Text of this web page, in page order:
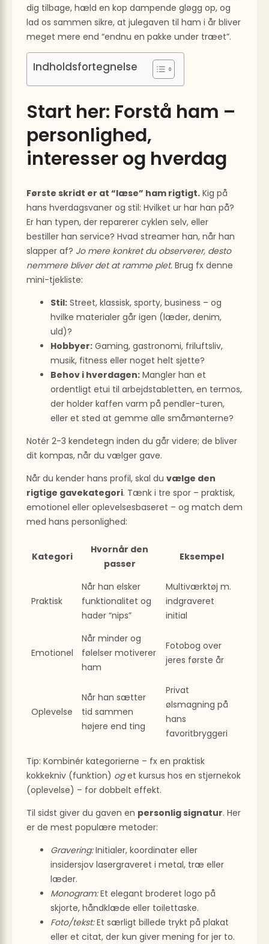
dig tilbage, hæld en kop dampende gløgg op, og
lad os sammen sikre, at julegaven til ham i år bliver
meget mere end “endnu en pakke under træet”.
Indholdsfortegnelse
Start her: Forstå ham –
personlighed,
interesser og hverdag
Første skridt er at “læse” ham rigtigt. Kig på
hans hverdagsvaner og stil: Hvilket ur har han på?
Er han typen, der reparerer cyklen selv, eller
bestiller han service? Hvad streamer han, når han
slapper af? Jo mere konkret du observerer, desto
nemmere bliver det at ramme plet. Brug fx denne
mini-tjekliste:
Stil: Street, klassisk, sporty, business – og
hvilke materialer går igen (læder, denim,
uld)?
Hobbyer: Gaming, gastronomi, friluftsliv,
musik, fitness eller noget helt sjette?
Behov i hverdagen: Mangler han et
ordentligt etui til arbejdstabletten, en termos,
der holder kaffen varm på pendler-turen,
eller et sted at gemme alle småmønterne?
Notér 2-3 kendetegn inden du går videre; de bliver
dit kompas, når du vælger gave.
Når du kender hans profil, skal du vælge den
rigtige gavekategori. Tænk i tre spor – praktisk,
emotionel eller oplevelsesbaseret – og match dem
med hans personlighed:
Kategori
Hvornår den
passer
Eksempel
Praktisk
Når han elsker
funktionalitet og
hader “nips”
Multiværktøj m.
indgraveret
initial
Emotionel
Når minder og
følelser motiverer
ham
Fotobog over
jeres første år
Oplevelse
Når han sætter
tid sammen
højere end ting
Privat
ølsmagning på
hans
favoritbryggeri
Tip: Kombinér kategorierne – fx en praktisk
kokkekniv (funktion) oget kursus hos en stjernekok
(oplevelse) – for dobbelt effekt.
Til sidst giver du gaven en personlig signatur. Her
er de mest populære metoder:
Gravering:Initialer, koordinater eller
insidersjov lasergraveret i metal, træ eller
læder.
Monogram:Et elegant broderet logo på
skjorte, håndklæde eller toilettaske.
Foto/tekst:Et særligt billede trykt på plakat
eller et citat, der kun giver mening for jer to.